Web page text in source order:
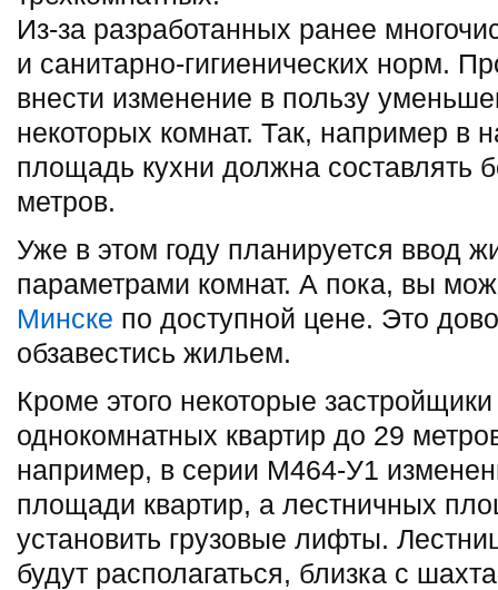
Из-за разработанных ранее
и санитарно-гигиенических норм.
внести изменение в пользу
некоторых комнат. Так, например в
площадь кухни должна составлять
метров.
Уже в этом году планируется ввод
параметрами комнат. А пока, вы
Минске по доступной цене. Это
обзавестись жильем.
Кроме этого некоторые
однокомнатных квартир до 29
например, в серии М464-У1
площади квартир, а лестничных
установить грузовые лифты.
будут располагаться, близка с